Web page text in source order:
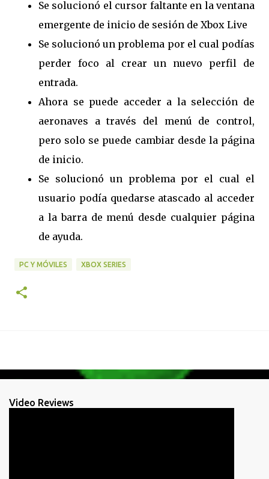
Se solucionó el cursor faltante en la ventana
emergente de inicio de sesión de Xbox Live
Se solucionó un problema por el cual podías
perder foco al crear un nuevo perfil de
entrada.
Ahora se puede acceder a la selección de
aeronaves a través del menú de control,
pero solo se puede cambiar desde la página
de inicio.
Se solucionó un problema por el cual el
usuario podía quedarse atascado al acceder
a la barra de menú desde cualquier página
de ayuda.
PC Y MÓVILES XBOX SERIES
Video Reviews